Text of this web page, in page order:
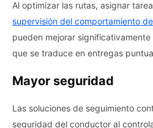
Al optimizar las rutas, asignar
supervisión del comportamiento
pueden mejorar
que se traduce en entregas
Mayor seguridad
Las soluciones de seguimiento
seguridad del conductor al